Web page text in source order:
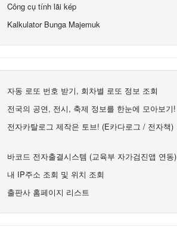
Công cụ tính lãi kép
Kalkulator Bunga Majemuk
자동 로또 번호 받기, 회차별 로또 정보 조회
전국의 공연, 전시, 축제 정보를 한눈에 모아보기!
전자카탈로그 제작은 토브! (E카다로그 / 전자책)
바코드 전자출결시스템 (교육부 자가검진앱 연동)
내 IP주소 조회 및 위치 조회
출판사 홈페이지 리스트